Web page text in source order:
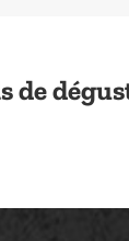
de